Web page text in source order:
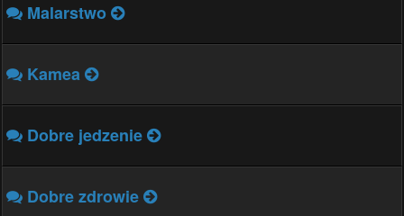
Malarstwo
Kamea
Dobre jedzenie
Dobre zdrowie